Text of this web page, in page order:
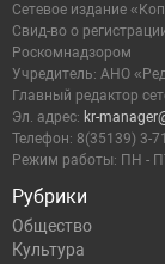
Рубрики
Общество
Культура
Сетевое издание
Cвид-во о
Роскомнадзором
Учредитель: АНО
Главный редактор
Эл. адрес: kr-
Телефон: 8(35139) 3-
Режим работы: ПН -